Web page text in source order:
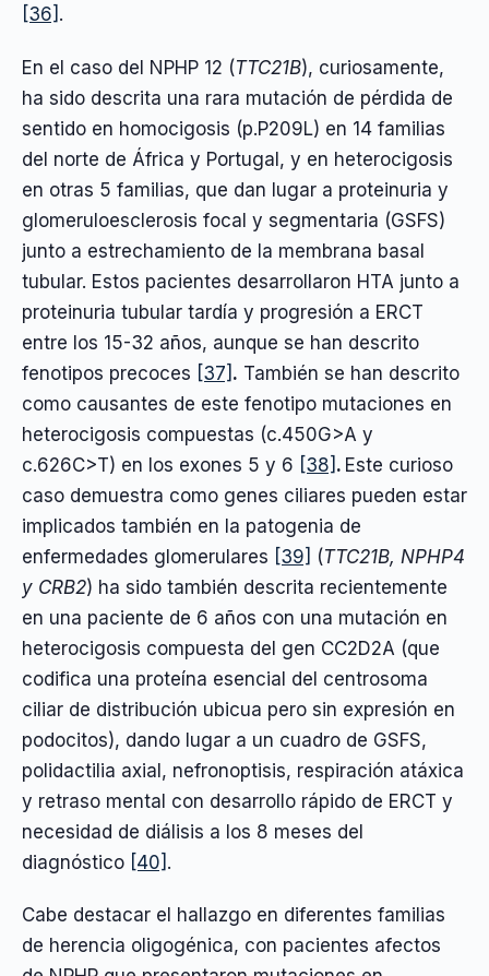
[36] .
En el caso del NPHP 12 (TTC21B), curiosamente,
ha sido descrita una rara mutación de pérdida de
sentido en homocigosis (p.P209L) en 14 familias
del norte de África y Portugal, y en heterocigosis
en otras 5 familias, que dan lugar a proteinuria y
glomeruloesclerosis focal y segmentaria (GSFS)
junto a estrechamiento de la membrana basal
tubular. Estos pacientes desarrollaron HTA junto a
proteinuria tubular tardía y progresión a ERCT
entre los 15-32 años, aunque se han descrito
fenotipos precoces [37] . También se han descrito
como causantes de este fenotipo mutaciones en
heterocigosis compuestas (c.450G>A y
c.626C>T) en los exones 5 y 6 [38] . Este curioso
caso demuestra como genes ciliares pueden estar
implicados también en la patogenia de
enfermedades glomerulares [39] (TTC21B, NPHP4
y CRB2) ha sido también descrita recientemente
en una paciente de 6 años con una mutación en
heterocigosis compuesta del gen CC2D2A (que
codifica una proteína esencial del centrosoma
ciliar de distribución ubicua pero sin expresión en
podocitos), dando lugar a un cuadro de GSFS,
polidactilia axial, nefronoptisis, respiración atáxica
y retraso mental con desarrollo rápido de ERCT y
necesidad de diálisis a los 8 meses del
diagnóstico [40] .
Cabe destacar el hallazgo en diferentes familias
de herencia oligogénica, con pacientes afectos